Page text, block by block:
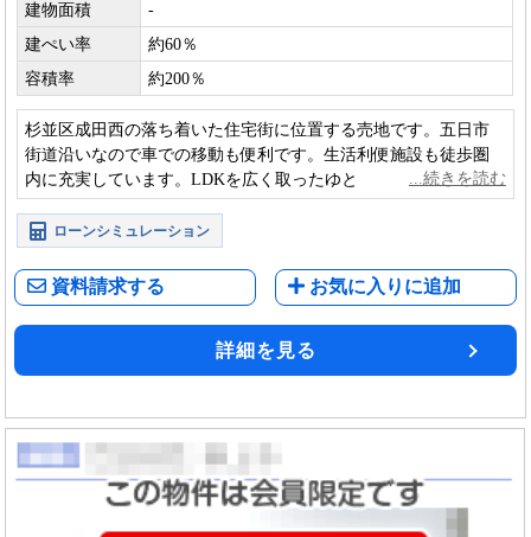
建物面積
-
建ぺい率
約60％
容積率
約200％
杉並区成田西の落ち着いた住宅街に位置する売地です。五日市
街道沿いなので車での移動も便利です。生活利便施設も徒歩圏
内に充実しています。LDKを広く取ったゆとりある住まいづく
りが可能です。
ローンシミュレーション
資料請求する お気に入りに追加
詳細を見る